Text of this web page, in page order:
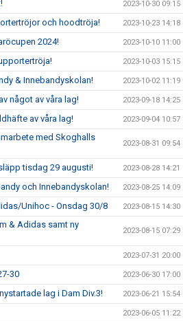
2023-10-30 09:15
och hoodtröja! 2023-10-23 14:18
2024! 2023-10-10 11:00
2023-10-03 15:15
& Innebandyskolan! 2023-10-02 11:19
något av våra lag! 2023-09-18 14:25
av våra lag! 2023-09-04 10:57
med Skoghalls
2023-08-31 09:54
tisdag 29 augusti! 2023-08-28 14:21
och Innebandyskolan! 2023-08-25 14:09
Unihoc - Onsdag 30/8 2023-08-15 14:30
& Adidas samt ny
2023-08-15 07:29
2023-07-31 20:00
30 2023-06-30 17:00
lag i Dam Div.3! 2023-06-21 15:54
2023-06-05 11:22